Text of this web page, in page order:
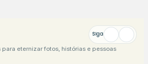
Siga
eternizar fotos, histórias e pessoas